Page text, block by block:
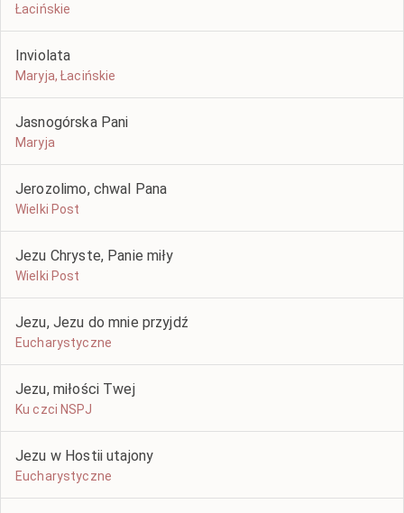
Łacińskie
Inviolata
Maryja, Łacińskie
Jasnogórska Pani
Maryja
Jerozolimo, chwal Pana
Wielki Post
Jezu Chryste, Panie miły
Wielki Post
Jezu, Jezu do mnie przyjdź
Eucharystyczne
Jezu, miłości Twej
Ku czci NSPJ
Jezu w Hostii utajony
Eucharystyczne